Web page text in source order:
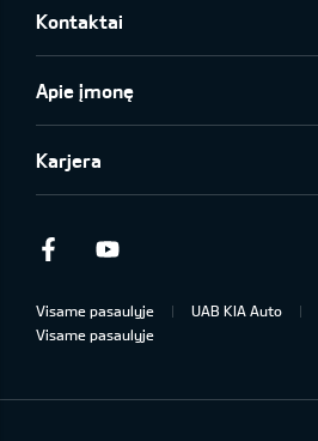
Kontaktai
Apie įmonę
Karjera
Facebook
Visame pasaulyje UAB KIA Auto
Visame pasaulyje